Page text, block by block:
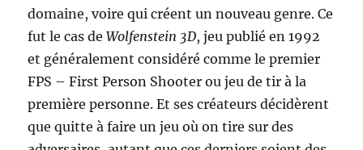
domaine, voire qui créent un nouveau genre. Ce
fut le cas deWolfenstein 3D, jeu publié en 1992
et généralement considéré comme le premier
FPS – First Person Shooter ou jeu de tir à la
première personne. Et ses créateurs décidèrent
que quitte à faire un jeu où on tire sur des